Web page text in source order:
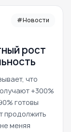
#Новости
рост
что
+300%
готовы
продолжить
меняя